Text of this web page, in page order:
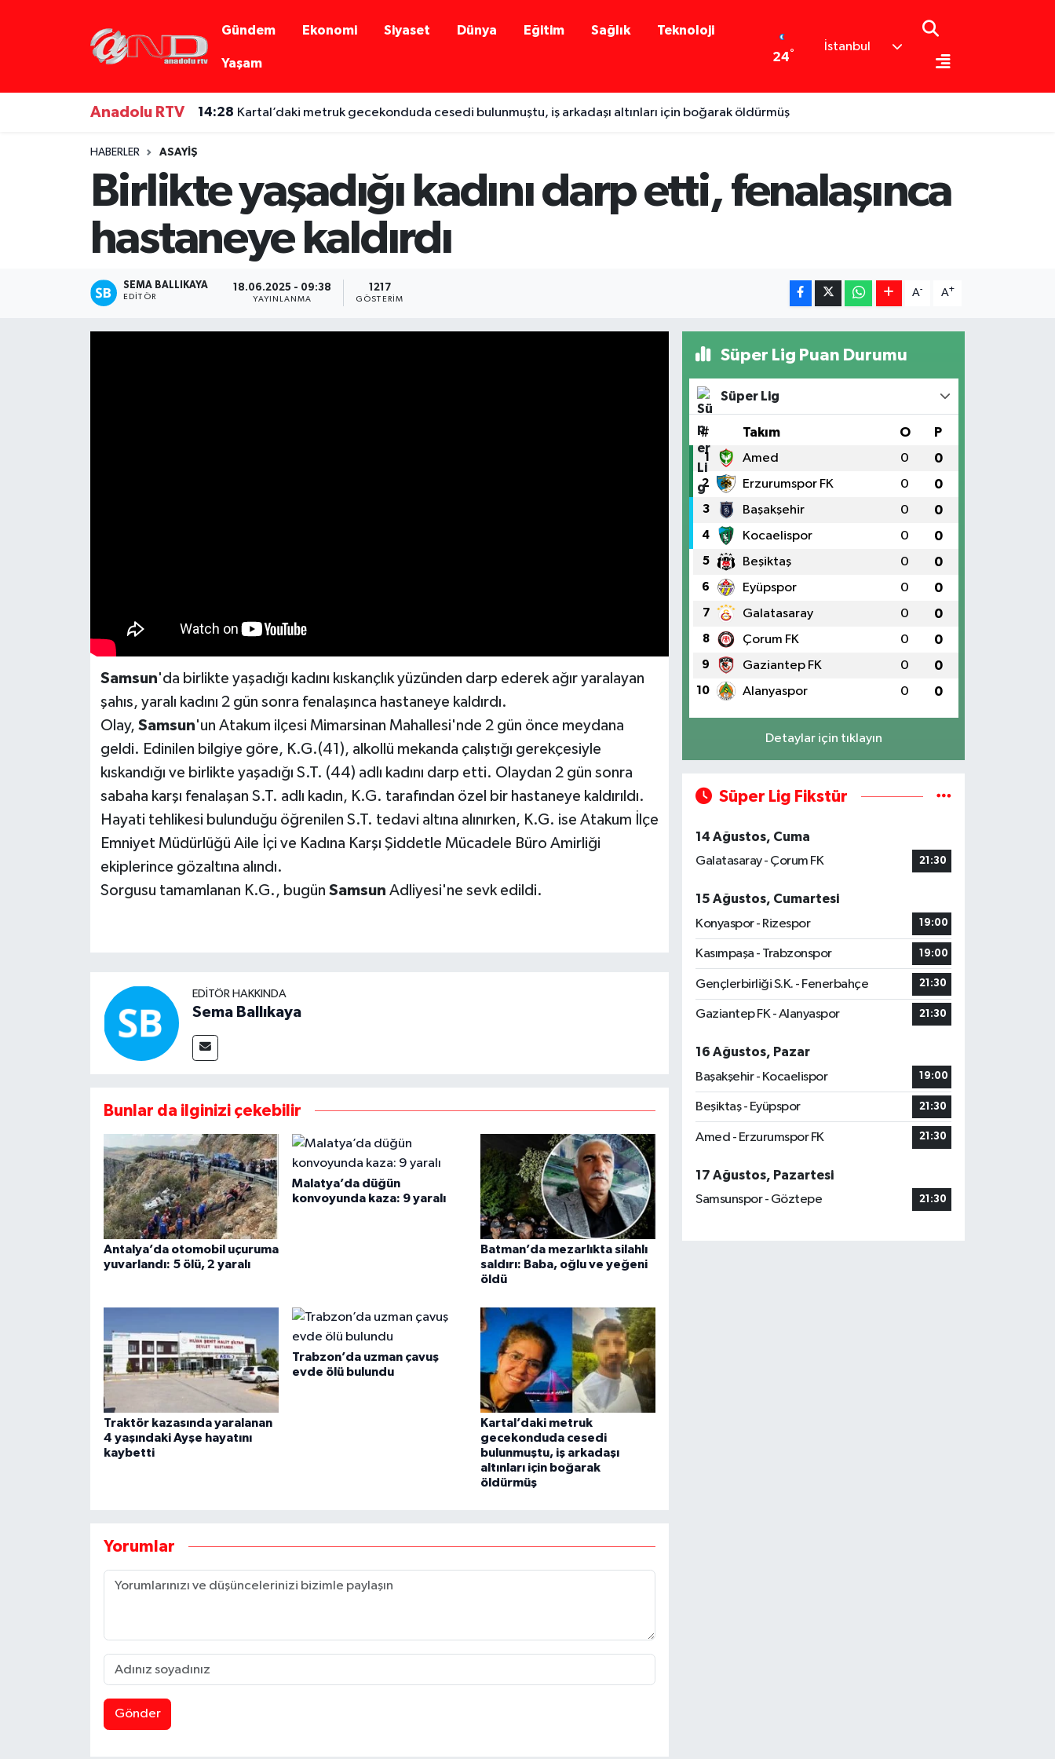
Gündem Ekonomi Siyaset Dünya Eğitim Sağlık Teknoloji
Yaşam 24°
İstanbul
Anadolu RTV 14:28 Kartal’daki metruk gecekonduda cesedi bulunmuştu, iş arkadaşı altınları için boğarak öldürmüş
HABERLER ASAYIŞ
Birlikte yaşadığı kadını darp etti, fenalaşınca
hastaneye kaldırdı
SEMA BALLIKAYA
EDITÖR
18.06.2025 - 09:38
YAYINLANMA
1217
GÖSTERIM
A- A+
Samsun'da birlikte yaşadığı kadını kıskançlık yüzünden darp ederek ağır yaralayan
şahıs, yaralı kadını 2 gün sonra fenalaşınca hastaneye kaldırdı.
Olay, Samsun'un Atakum ilçesi Mimarsinan Mahallesi'nde 2 gün önce meydana
geldi. Edinilen bilgiye göre, K.G.(41), alkollü mekanda çalıştığı gerekçesiyle
kıskandığı ve birlikte yaşadığı S.T. (44) adlı kadını darp etti. Olaydan 2 gün sonra
sabaha karşı fenalaşan S.T. adlı kadın, K.G. tarafından özel bir hastaneye kaldırıldı.
Hayati tehlikesi bulunduğu öğrenilen S.T. tedavi altına alınırken, K.G. ise Atakum İlçe
Emniyet Müdürlüğü Aile İçi ve Kadına Karşı Şiddetle Mücadele Büro Amirliği
ekiplerince gözaltına alındı.
Sorgusu tamamlanan K.G., bugün Samsun Adliyesi'ne sevk edildi.
EDITÖR HAKKINDA
Sema Ballıkaya
Bunlar da ilginizi çekebilir
Antalya’da otomobil uçuruma
yuvarlandı: 5 ölü, 2 yaralı
Malatya’da düğün
konvoyunda kaza: 9 yaralı
Batman’da mezarlıkta silahlı
saldırı: Baba, oğlu ve yeğeni
öldü
Traktör kazasında yaralanan
4 yaşındaki Ayşe hayatını
kaybetti
Trabzon’da uzman çavuş
evde ölü bulundu
Kartal’daki metruk
gecekonduda cesedi
bulunmuştu, iş arkadaşı
altınları için boğarak
öldürmüş
Yorumlar
Gönder
Süper Lig Puan Durumu
Süper Lig
# Takım O P
1 Amed 0 0
2 Erzurumspor FK 0 0
3 Başakşehir 0 0
4 Kocaelispor 0 0
5 Beşiktaş 0 0
6 Eyüpspor 0 0
7 Galatasaray 0 0
8 Çorum FK 0 0
9 Gaziantep FK 0 0
10 Alanyaspor 0 0
Detaylar için tıklayın
Süper Lig Fikstür
14 Ağustos, Cuma
Galatasaray - Çorum FK
21:30
15 Ağustos, Cumartesi
Konyaspor - Rizespor
19:00
Kasımpaşa - Trabzonspor 19:00
Gençlerbirliği S.K. - Fenerbahçe 21:30
Gaziantep FK - Alanyaspor 21:30
16 Ağustos, Pazar
Başakşehir - Kocaelispor
19:00
Beşiktaş - Eyüpspor 21:30
Amed - Erzurumspor FK 21:30
17 Ağustos, Pazartesi
Samsunspor - Göztepe
21:30
Ekonomi
Hava Durumu
Tüm Manşetler
Son Dakika Haberleri